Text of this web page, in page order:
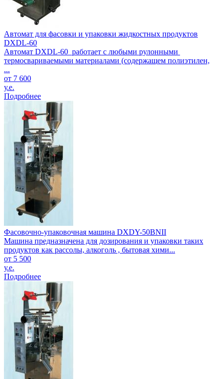
Автомат для фасовки и упаковки жидкостных продуктов
DXDL-60
Автомат DXDL-60 работает с любыми рулонными
термосвариваемыми материалами (содержащем полиэтилен,
...
от 7 600
у.е.
Подробнее
Фасовочно-упаковочная машина DXDY-50BNII
Машина предназначена для дозирования и упаковки таких
продуктов как рассолы, алкоголь , бытовая хими...
от 5 500
у.е.
Подробнее